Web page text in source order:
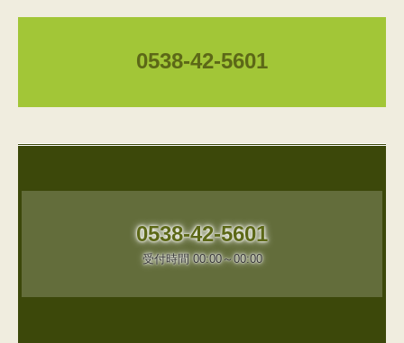
0538-42-5601
0538-42-5601
受付時間 00:00～00:00